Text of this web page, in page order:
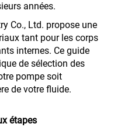
années.
Co., Ltd. propose une
tant pour les corps
internes. Ce guide
de sélection des
pompe soit
de votre fluide.
étapes